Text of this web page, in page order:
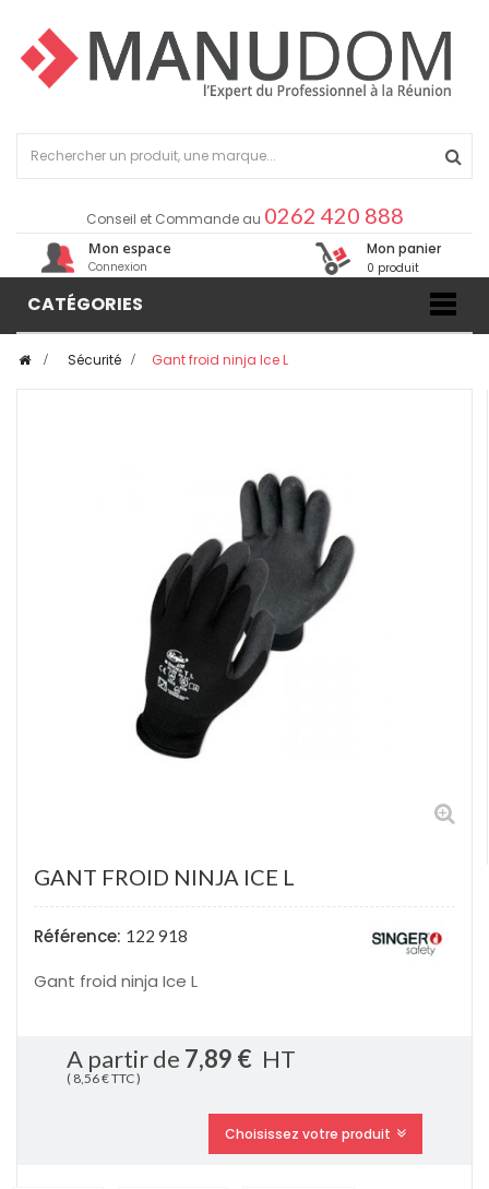
Conseil et Commande au 0262 420 888
Mon espace
Connexion
Mon panier
0 produit
CATÉGORIES
Sécurité Gant froid ninja Ice L
GANT FROID NINJA ICE L
Référence: 122 918
Gant froid ninja Ice L
A partir de 7,89 € HT
( 8,56 € TTC )
Choisissez votre produit